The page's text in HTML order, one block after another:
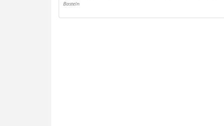
Basteln